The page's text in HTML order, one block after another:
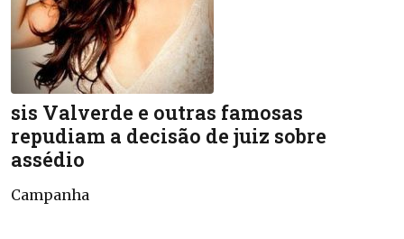
sis Valverde e outras famosas
repudiam a decisão de juiz sobre
assédio
Campanha